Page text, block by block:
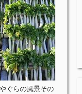
ぐらの風景その